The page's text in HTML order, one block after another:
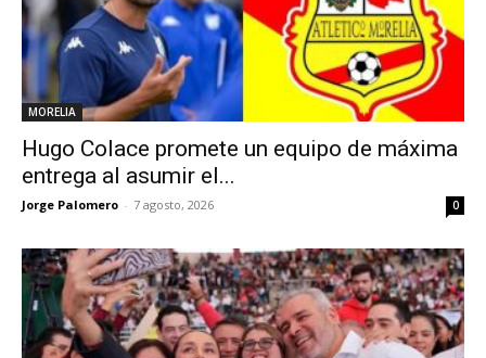
MORELIA
Hugo Colace promete un equipo de máxima
entrega al asumir el...
Jorge Palomero - 7 agosto, 2026 0